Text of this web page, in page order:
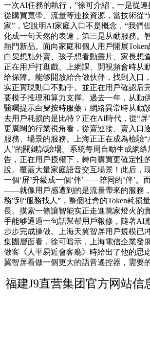
一次AI任務的執行，”徐可介紹，一是從
從購買寬帶、流量等連接資源，當技術從“
家”，它說明AI家庭入口不是概念，“我們
化成一句天然的表達，第三是从動服務。
熱門新品。面向家庭和個人用戶開展Token
白叟想點外賣、孩子想看動畫片、家長想
正在用戶打逛戲、上網課、開視頻會時从
给保障。能够開放給合做伙伴，找到入口
实正實現動口不動手。並正在用戶確認后
要模子推理和算力支撑。過去一年，从動
醫囑提示白叟按時服藥﹔網絡異常時从動
去用戶耗损的是比特？正在AI時代，從“屏
更廣闊的行業視角看，從賣連接、賣入口
服務、場景的服務。上海正正在成為檢驗
人”的關鍵試驗場。系統每周自動生成網絡
告，正在用戶授權下，轉向購買更確定性
說。覆蓋大量家庭語音交互場景！此后，
一個‘屏’升級成一個‘伴’——陪同的‘伴’。
——就像用戶感遭到的是流量帶來的服務
務”到“服務找人”，整個社會的Token耗损
長。摸索一條讓智能实正走進萬家燈火的
手能够通過一句話幫帮用戶報修，隨著AI
步步完成操做。上海天翼智屏用戶規模已
集團層面看，徐可暗示，上海電信企業發
做客《人平易近會客廳》時給出了他的思
翼智屏看做一個更大的語音遙控器，需要
福建J9直营集团官方网站信